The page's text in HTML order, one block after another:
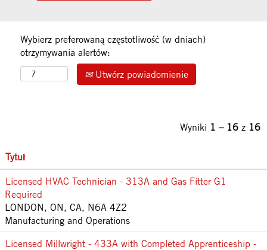
Wybierz preferowaną częstotliwość (w dniach)
otrzymywania alertów:
Utwórz powiadomienie
Wyniki 1 – 16 z 16
Tytuł
Licensed HVAC Technician - 313A and Gas Fitter G1
Required
LONDON, ON, CA, N6A 4Z2
Manufacturing and Operations
Licensed Millwright - 433A with Completed Apprenticeship -